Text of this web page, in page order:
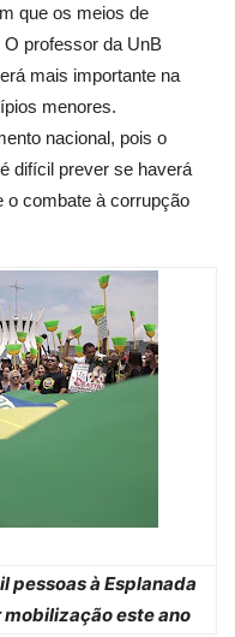
que os meios de
professor da UnB
mais importante na
menores.
nacional, pois o
difícil prever se haverá
o combate à corrupção
pessoas à Esplanada
este ano